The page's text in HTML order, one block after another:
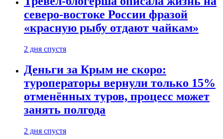
северо-востоке России фразой
«красную рыбу отдают чайкам»
2 дня спустя
Деньги за Крым не скоро:
туроператоры вернули только 15%
отменённых туров, процесс может
занять полгода
2 дня спустя